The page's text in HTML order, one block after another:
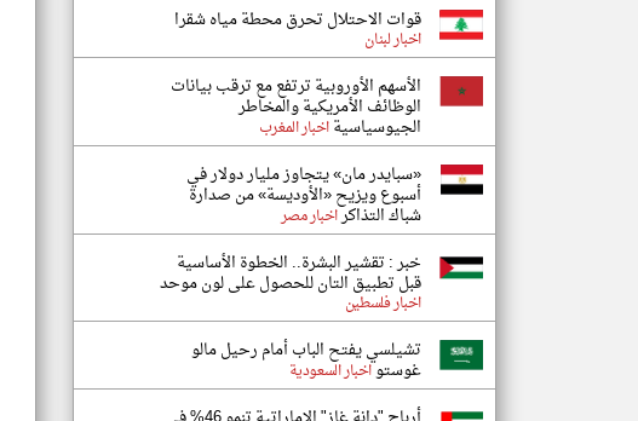
قوات الاحتلال تحرق محطة مياه شقرا
اخبار لبنان
الأسهم الأوروبية ترتفع مع ترقب بيانات
الوظائف الأمريكية والمخاطر
الجيوسياسيةاخبار المغرب
«سبايدر مان» يتجاوز مليار دولار في
أسبوع ويزيح «الأوديسة» من صدارة
شباك التذاكراخبار مصر
خبر : تقشير البشرة.. الخطوة الأساسية
قبل تطبيق التان للحصول على لون موحد
اخبار فلسطين
تشيلسي يفتح الباب أمام رحيل مالو
غوستواخبار السعودية